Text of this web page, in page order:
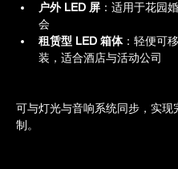
户外 LED 屏 ：适用于花园
会
租赁型 LED 箱体：轻便可
装，适合酒店与活动公司
可与灯光与音响系统同步，实现
制。